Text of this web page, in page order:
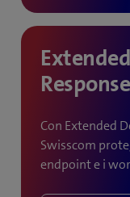
Con Extended
Swisscom
endpoint e i